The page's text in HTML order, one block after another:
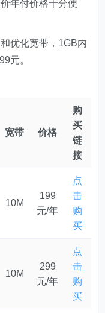
年付价格十分便
优化宽带，1GB内
元。
宽带 价格
购
买
链
接
10M
199
元/年
点
击
购
买
10M
299
元/年
点
击
购
买